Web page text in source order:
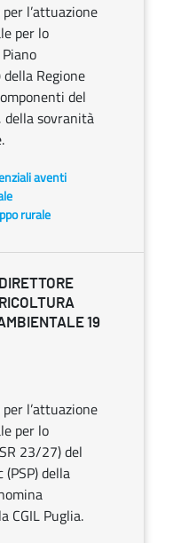
l’attuazione
per lo
della Regione
del
della sovranità
aventi
rurale
19
l’attuazione
per lo
23/27) del
della
CGIL Puglia.